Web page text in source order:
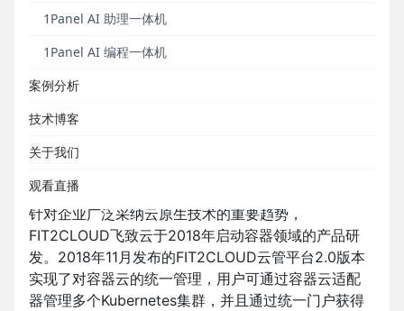
1Panel AI 助理一体机
1Panel AI 编程一体机
案例分析
技术博客
关于我们
观看直播
个厂商中立的开源生态系统，以促进云原生技术的采
开源项目的协作平台，基金会成员已经超过500家。
在云计算的深度应用阶段，越来越多的企业开始采纳
云原生应用。在云原生领域，以Kubernetes为代表的
且推动企业IT架构从多云共存走向多云融合，IT即服务
的演进步伐持续加快，服务种类不断丰富。
针对企业广泛采纳云原生技术的重要趋势，
FIT2CLOUD飞致云于2018年启动容器领域的产品研
发。2018年11月发布的FIT2CLOUD云管平台2.0版本
实现了对容器云的统一管理，用户可通过容器云适配
器管理多个Kubernetes集群，并且通过统一门户获得